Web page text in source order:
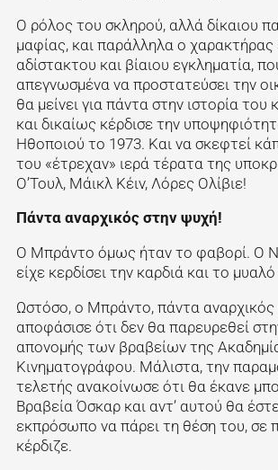
Ο ρόλος του σκληρού, αλλά δίκαιου
μαφίας, και παράλληλα ο χαρακτήρας
αδίστακτου και βίαιου εγκληματία,
απεγνωσμένα να προστατεύσει την
θα μείνει για πάντα στην ιστορία του
και δικαίως κέρδισε την
Ηθοποιού το 1973. Και να σκεφτεί
του «έτρεχαν» ιερά τέρατα της
Ο’Τουλ, Μάικλ Κέιν, Λόρες Ολίβιε!
Πάντα αναρχικός στην ψυχή!
Ο Μπράντο όμως ήταν το φαβορί. Ο
είχε κερδίσει την καρδιά και το
Ωστόσο, ο Μπράντο, πάντα αναρχικός
αποφάσισε ότι δεν θα παρευρεθεί
απονομής των βραβείων της
Κινηματογράφου. Μάλιστα, την
τελετής ανακοίνωσε ότι θα έκανε
Βραβεία Όσκαρ και αντ’ αυτού θα
εκπρόσωπο να πάρει τη θέση του, σε
κέρδιζε.